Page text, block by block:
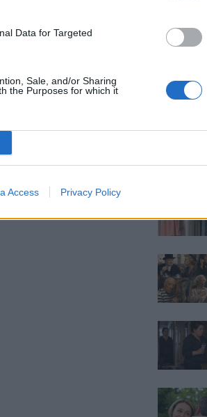
Data for Targeted
Sale, and/or Sharing
the Purposes for which it
Access Privacy Policy